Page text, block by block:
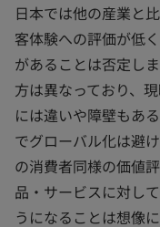
日本では他の産業と
客体験への評価が低
があることは否定し
方は異なっており、
には違いや障壁もあ
でグローバル化は避
の消費者同様の価値
品・サービスに対し
うになることは想像